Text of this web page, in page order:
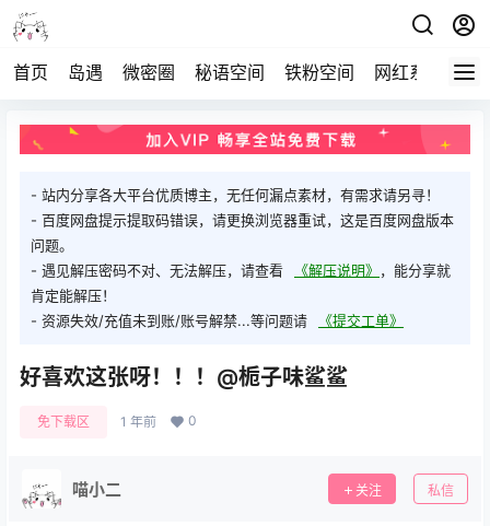
首页 岛遇 微密圈 秘语空间 铁粉空间 网红系列 打
- 站内分享各大平台优质博主，无任何漏点素材，有需求请另寻！
- 百度网盘提示提取码错误，请更换浏览器重试，这是百度网盘版本
问题。
- 遇见解压密码不对、无法解压，请查看
《解压说明》 ，能分享就
肯定能解压！
- 资源失效/充值未到账/账号解禁...等问题请
《提交工单》
好喜欢这张呀！！！@栀子味鲨鲨
免下载区 1 年前 0
喵小二 关注 私信